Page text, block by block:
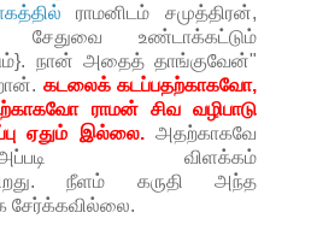
ராமனிடம் சமுத்திரன்,
உண்டாக்கட்டும்
நான் அதைத் தாங்குவேன்"
கடலைக் கடப்பதற்காகவோ,
ராமன் சிவ வழிபாடு
ஏதும் இல்லை.அதற்காகவே
அப்படி விளக்கம்
நீளம் கருதி அந்த
சேர்க்கவில்லை.